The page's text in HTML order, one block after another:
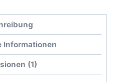
Informationen
(1)